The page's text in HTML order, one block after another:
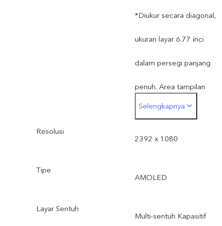
*Diukur secara diagonal,
ukuran layar 6.77 inci
dalam persegi panjang
penuh. Area tampilan
aktual sedikit lebih kecil.
Selengkapnya
Resolusi
2392 x 1080
Tipe
AMOLED
Layar Sentuh
Multi-sentuh Kapasitif